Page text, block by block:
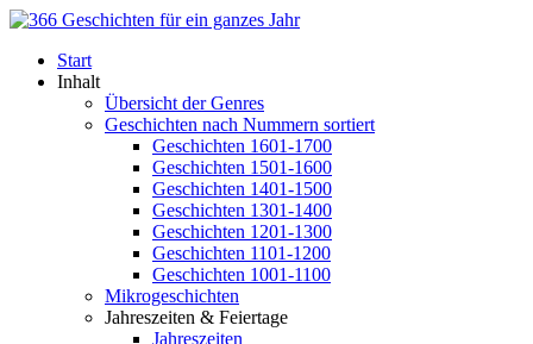
Start
Inhalt
Übersicht der Genres
Geschichten nach Nummern sortiert
Geschichten 1601-1700
Geschichten 1501-1600
Geschichten 1401-1500
Geschichten 1301-1400
Geschichten 1201-1300
Geschichten 1101-1200
Geschichten 1001-1100
Mikrogeschichten
Jahreszeiten & Feiertage
Jahreszeiten